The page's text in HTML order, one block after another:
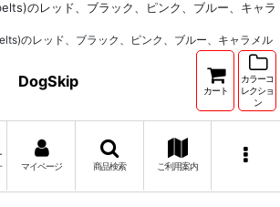
のレッド、ブラック、ピンク、ブルー、キャラ
のレッド、ブラック、ピンク、ブルー、キャラメル
DogSkip
カート
カラーコ
レクショ
ン
マイページ 商品検索 ご利用案内